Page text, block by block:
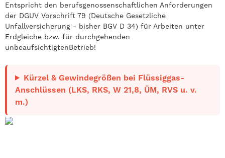
Entspricht den berufsgenossenschaftlichen Anforderungen
der DGUV Vorschrift 79 (Deutsche Gesetzliche
Unfallversicherung - bisher BGV D 34) für Arbeiten unter
Erdgleiche bzw. für durchgehenden
unbeaufsichtigtenBetrieb!
Kürzel & Gewindegrößen bei Flüssiggas-
Anschlüssen (LKS, RKS, W 21,8, ÜM, RVS u. v.
m.)